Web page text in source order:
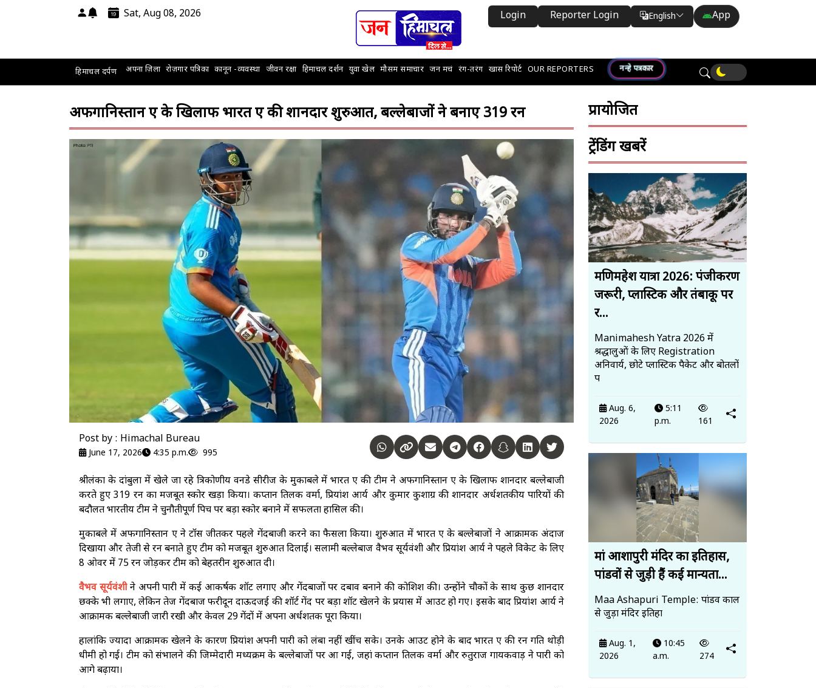
Sat, Aug 08, 2026 Login Reporter Login English
Translate
App
हिमाचल दर्पण अपना ज़िला रोज़गार पत्रिका कानून -व्यवस्था जीवन रक्षा हिमाचल दर्शन युवा खेल मौसम समाचार जन मचं रंग-तरंग खास रिपोर्ट OUR REPORTERS नन्हे पत्रकार
अफगानिस्तान ए के खिलाफ भारत ए की शानदार शुरुआत, बल्लेबाजों ने बनाए 319 रन
Post by : Himachal Bureau
June 17, 2026 4:35 p.m. 995
श्रीलंका के दांबुला में खेले जा रहे त्रिकोणीय वनडे सीरीज के मुकाबले में भारत ए की टीम ने अफगानिस्तान ए के खिलाफ शानदार बल्लेबाजी
करते हुए 319 रन का मजबूत स्कोर खड़ा किया। कप्तान तिलक वर्मा, प्रियांश आर्य और कुमार कुशाग्र की शानदार अर्धशतकीय पारियों की
बदौलत भारतीय टीम ने चुनौतीपूर्ण पिच पर बड़ा स्कोर बनाने में सफलता हासिल की।
मुकाबले में अफगानिस्तान ए ने टॉस जीतकर पहले गेंदबाजी करने का फैसला किया। शुरुआत में भारत ए के बल्लेबाजों ने आक्रामक अंदाज
दिखाया और तेजी से रन बनाते हुए टीम को मजबूत शुरुआत दिलाई। सलामी बल्लेबाज वैभव सूर्यवंशी और प्रियांश आर्य ने पहले विकेट के लिए
8 ओवर में 75 रन जोड़कर टीम को बेहतरीन शुरुआत दी।
वैभव सूर्यवंशीने अपनी पारी में कई आकर्षक शॉट लगाए और गेंदबाजों पर दबाव बनाने की कोशिश की। उन्होंने चौकों के साथ कुछ शानदार
छक्के भी लगाए, लेकिन तेज गेंदबाज फरीदून दाऊदजई की शॉर्ट गेंद पर बड़ा शॉट खेलने के प्रयास में आउट हो गए। इसके बाद प्रियांश आर्य ने
आक्रामक बल्लेबाजी जारी रखी और केवल 29 गेंदों में अपना अर्धशतक पूरा किया।
हालांकि ज्यादा आक्रामक खेलने के कारण प्रियांश अपनी पारी को लंबा नहीं खींच सके। उनके आउट होने के बाद भारत ए की रन गति थोड़ी
धीमी हो गई। टीम को संभालने की जिम्मेदारी मध्यक्रम के बल्लेबाजों पर आ गई, जहां कप्तान तिलक वर्मा और रुतुराज गायकवाड़ ने पारी को
आगे बढ़ाया।
प्रायोजित
ट्रेंडिंग खबरें
मणिमहेश यात्रा 2026: पंजीकरण
जरूरी, प्लास्टिक और तंबाकू पर
र...
Manimahesh Yatra 2026 में
श्रद्धालुओं के लिए Registration
अनिवार्य, छोटे प्लास्टिक पैकेट और बोतलों
प
Aug. 6,
2026
5:11
p.m.
161
मां आशापुरी मंदिर का इतिहास,
पांडवों से जुड़ी हैं कई मान्यता...
Maa Ashapuri Temple: पांडव काल
से जुड़ा मंदिर इतिहा
Aug. 1,
2026
10:45
a.m.
274